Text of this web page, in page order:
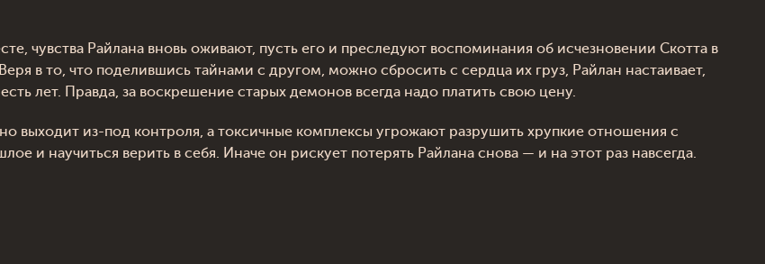
чувства Райлана вновь оживают, пусть его и преследуют воспоминания об исчезновении Скотта в
в то, что поделившись тайнами с другом, можно сбросить с сердца их груз, Райлан настаивает,
лет. Правда, за воскрешение старых демонов всегда надо платить свою цену.
выходит из-под контроля, а токсичные комплексы угрожают разрушить хрупкие отношения с
и научиться верить в себя. Иначе он рискует потерять Райлана снова — и на этот раз навсегда.